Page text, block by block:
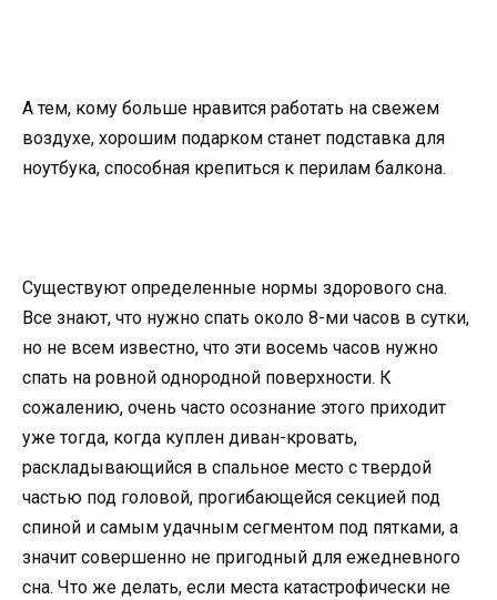
А тем, кому больше нравится работать на свежем
воздухе, хорошим подарком станет подставка для
ноутбука, способная крепиться к перилам балкона.
Существуют определенные нормы здорового сна.
Все знают, что нужно спать около 8-ми часов в сутки,
но не всем известно, что эти восемь часов нужно
спать на ровной однородной поверхности. К
сожалению, очень часто осознание этого приходит
уже тогда, когда куплен диван-кровать,
раскладывающийся в спальное место с твердой
частью под головой, прогибающейся секцией под
спиной и самым удачным сегментом под пятками, а
значит совершенно не пригодный для ежедневного
сна. Что же делать, если места катастрофически не